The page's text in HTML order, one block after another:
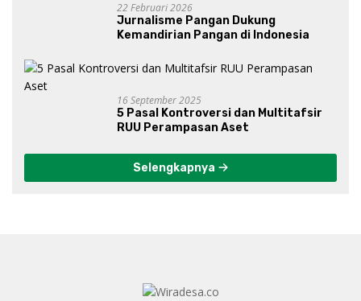
22 Februari 2026
Jurnalisme Pangan Dukung
Kemandirian Pangan di Indonesia
16 September 2025
5 Pasal Kontroversi dan Multitafsir
RUU Perampasan Aset
Selengkapnya